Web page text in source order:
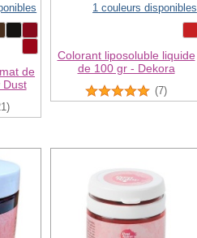
de
Dust
1 couleurs disponibles
Colorant liposoluble liquide
de 100 gr - Dekora
(7)